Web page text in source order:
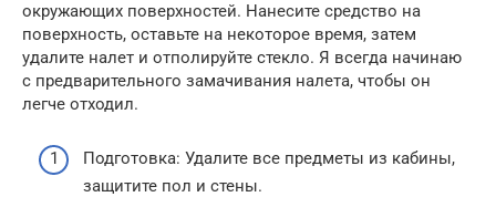
окружающих поверхностей. Нанесите средство на
поверхность, оставьте на некоторое время, затем
удалите налет и отполируйте стекло. Я всегда начинаю
с предварительного замачивания налета, чтобы он
легче отходил.
Подготовка: Удалите все предметы из кабины,
защитите пол и стены.